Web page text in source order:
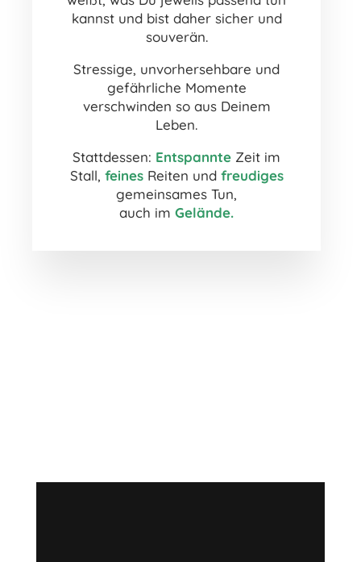
kannst und bist daher sicher und
souverän.
Stressige, unvorhersehbare und
gefährliche Momente
verschwinden so aus Deinem
Leben.
Stattdessen: Entspannte Zeit im
Stall, feinesReiten und freudiges
gemeinsames Tun,
auch imGelände.